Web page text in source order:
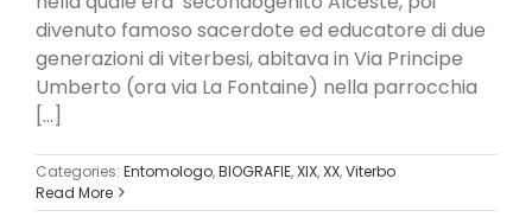
divenuto famoso sacerdote ed educatore di due
generazioni di viterbesi, abitava in Via Principe
Umberto (ora via La Fontaine) nella parrocchia
[...]
Categories: Entomologo,BIOGRAFIE,XIX,XX,Viterbo
Read More